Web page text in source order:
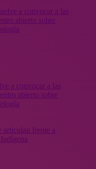
a convocar a las
abierto sobre